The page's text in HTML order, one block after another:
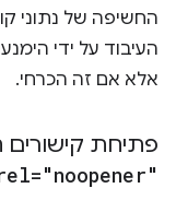
העיבוד על ידי
אלא אם זה הכרחי.
פתיחת קישורים